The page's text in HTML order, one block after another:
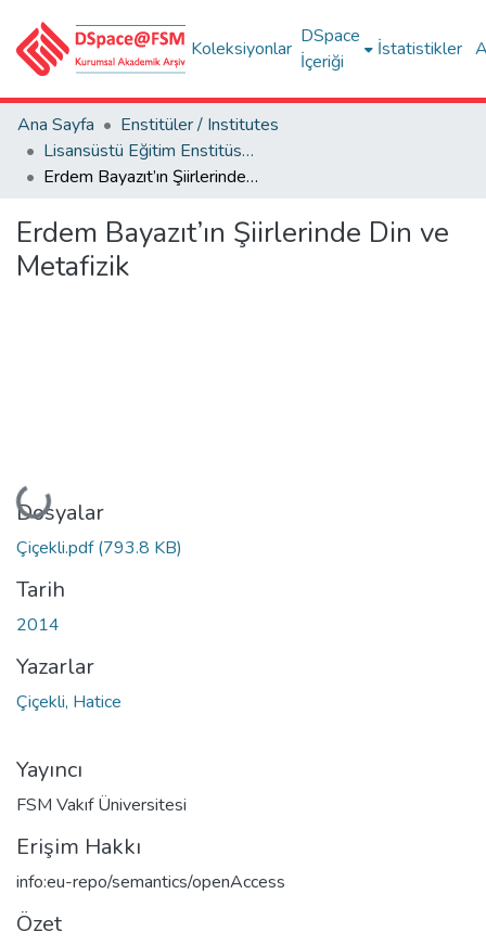
Koleksiyonlar
DSpace
İçeriği
İstatistikler
Ana Sayfa
Enstitüler / Institutes
Lisansüstü Eğitim Enstitüsü Tez Koleksiyonu
Erdem Bayazıt’ın Şiirlerinde Din ve Metafizik
Erdem Bayazıt’ın Şiirlerinde Din ve
Metafizik
Yükleniyor...
Dosyalar
Çiçekli.pdf(793.8 KB)
Tarih
2014
Yazarlar
Çiçekli, Hatice
Yayıncı
FSM Vakıf Üniversitesi
Erişim Hakkı
info:eu-repo/semantics/openAccess
Özet